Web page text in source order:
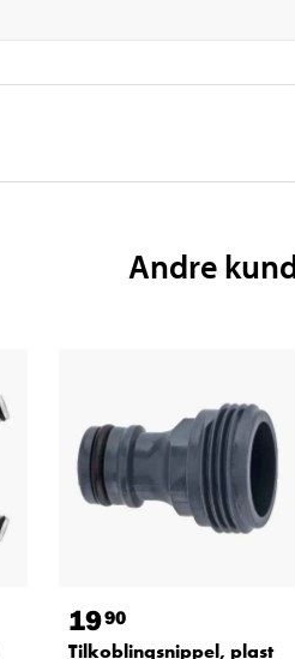
Andre
1990
Tilkoblingsnippel, plast